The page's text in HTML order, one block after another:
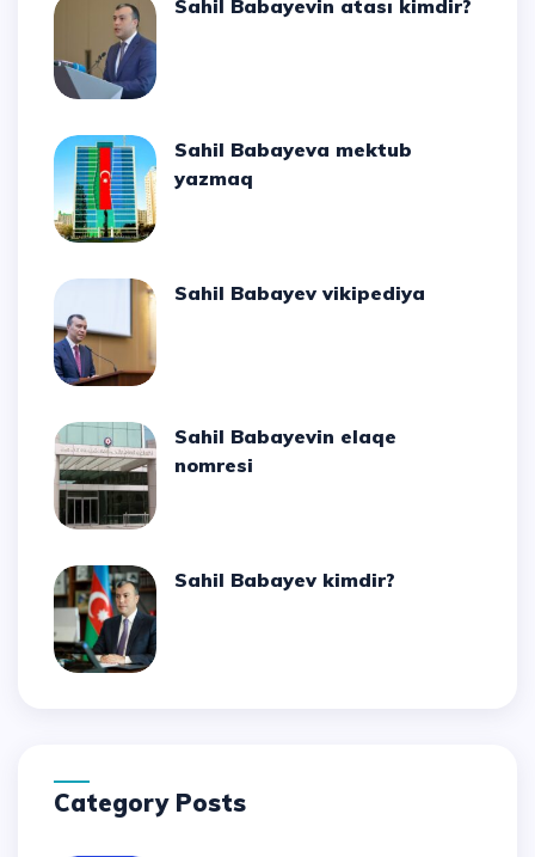
Sahil Babayevin atası kimdir?
Sahil Babayeva mektub
yazmaq
Sahil Babayev vikipediya
Sahil Babayevin elaqe
nomresi
Sahil Babayev kimdir?
Category Posts